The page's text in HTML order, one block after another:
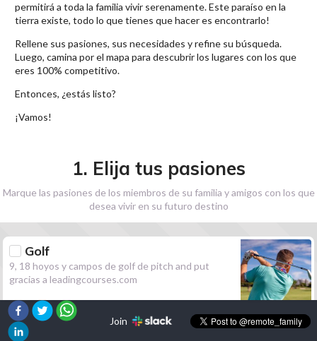
permitirá a toda la familia vivir serenamente. Este paraíso en la
tierra existe, todo lo que tienes que hacer es encontrarlo!
Rellene sus pasiones, sus necesidades y refine su búsqueda.
Luego, camina por el mapa para descubrir los lugares con los que
eres 100% competitivo.
Entonces, ¿estás listo?
¡Vamos!
1. Elija tus pasiones
Marque las pasiones de los miembros de su familia y amigos con los que
desea vivir en su futuro destino
Golf
9, 18 hoyos y campos de golf de pitch and put
gracias a leadingcourses.com
Senderismo
Join